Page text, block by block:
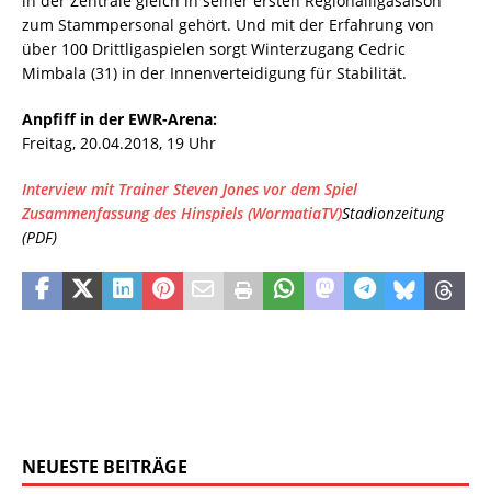
zum Stammpersonal gehört. Und mit der Erfahrung von
über 100 Drittligaspielen sorgt Winterzugang Cedric
Mimbala (31) in der Innenverteidigung für Stabilität.
Anpfiff in der EWR-Arena:
Freitag, 20.04.2018, 19 Uhr
Interview mit Trainer Steven Jones vor dem Spiel
Zusammenfassung des Hinspiels (WormatiaTV)Stadionzeitung
(PDF)
NEUESTE BEITRÄGE